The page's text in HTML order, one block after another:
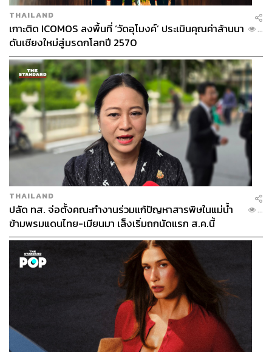
THAILAND
เกาะติด ICOMOS ลงพื้นที่ ‘วัดอุโมงค์’ ประเมินคุณค่าล้านนา
ดันเชียงใหม่สู่มรดกโลกปี 2570
...
THAILAND
ปลัด ทส. จ่อตั้งคณะทำงานร่วมแก้ปัญหาสารพิษในแม่น้ำ
ข้ามพรมแดนไทย-เมียนมา เล็งเริ่มถกนัดแรก ส.ค.นี้
...